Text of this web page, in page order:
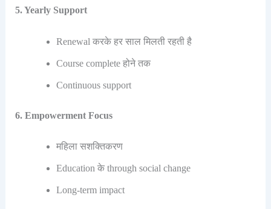
5. Yearly Support
Renewal करके हर साल मिलती रहती है
Course complete होने तक
Continuous support
6. Empowerment Focus
महिला सशक्तिकरण
Education के through social change
Long-term impact